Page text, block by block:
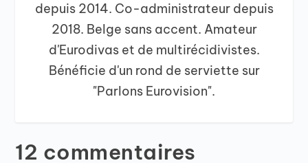
depuis 2014. Co-administrateur depuis
2018. Belge sans accent. Amateur
d'Eurodivas et de multirécidivistes.
Bénéficie d'un rond de serviette sur
"Parlons Eurovision".
12 commentaires